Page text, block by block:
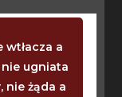
a
ugniata
nie żąda a